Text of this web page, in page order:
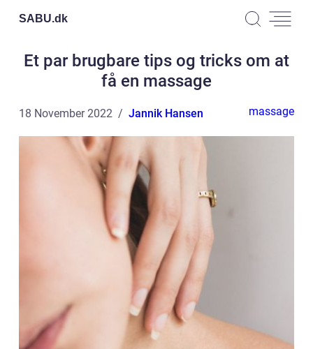
SABU.dk
Et par brugbare tips og tricks om at
få en massage
18 November 2022 Jannik Hansen massage